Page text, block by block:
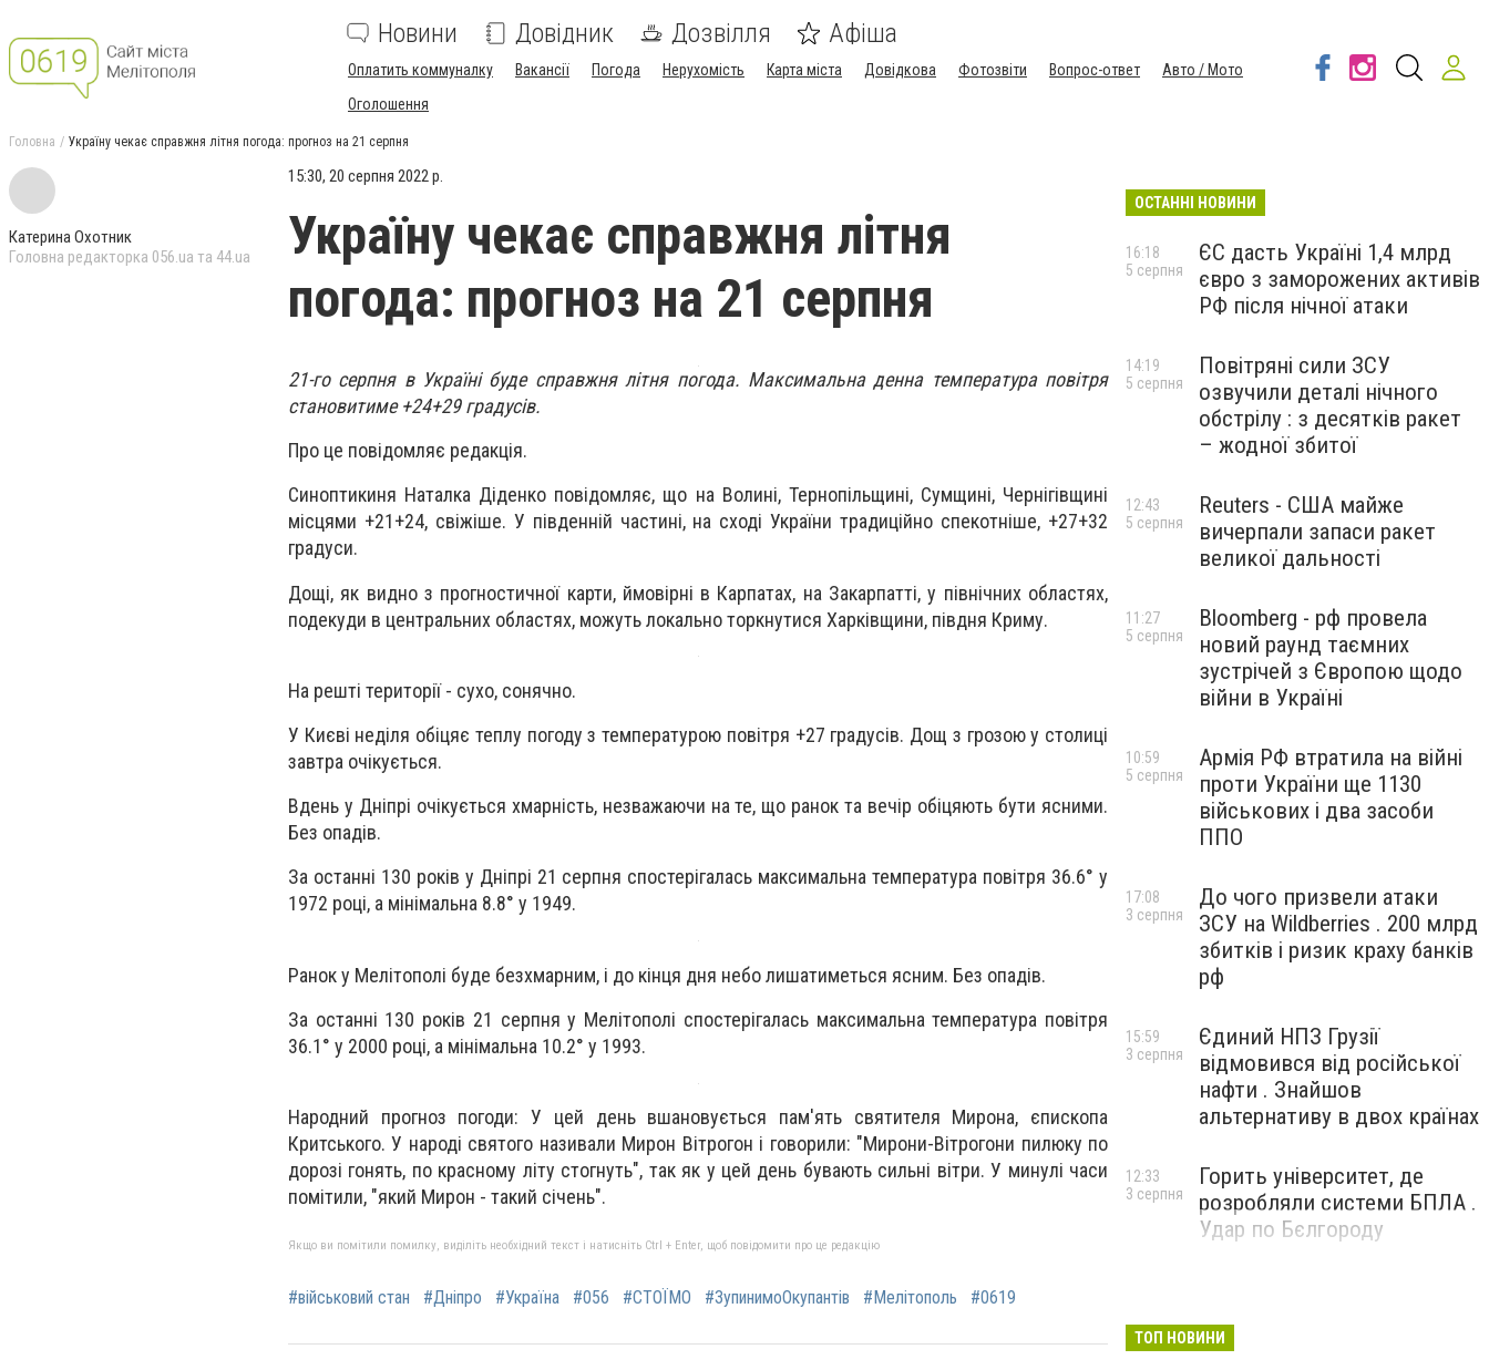
Новини Довідник Дозвілля Афіша
Оплатить коммуналку Вакансії Погода Нерухомість Карта міста Довідкова Фотозвіти Вопрос-ответ
Авто / Мото
Оголошення
Головна Україну чекає справжня літня погода: прогноз на 21 серпня
Катерина Охотник
Головна редакторка 056.ua та 44.ua
15:30, 20 серпня 2022 р.
Україну чекає справжня літня
погода: прогноз на 21 серпня
21-го серпня в Україні буде справжня літня погода. Максимальна денна температура повітря
становитиме +24+29 градусів.
Про це повідомляє редакція.
Синоптикиня Наталка Діденко повідомляє, що на Волині, Тернопільщині, Сумщині, Чернігівщині
місцями +21+24, свіжіше. У південній частині, на сході України традиційно спекотніше, +27+32
градуси.
Дощі, як видно з прогностичної карти, ймовірні в Карпатах, на Закарпатті, у північних областях,
подекуди в центральних областях, можуть локально торкнутися Харківщини, півдня Криму.
На решті території - сухо, сонячно.
У Києві неділя обіцяє теплу погоду з температурою повітря +27 градусів. Дощ з грозою у столиці
завтра очікується.
Вдень у Дніпрі очікується хмарність, незважаючи на те, що ранок та вечір обіцяють бути ясними.
Без опадів.
За останні 130 років у Дніпрі 21 серпня спостерігалась максимальна температура повітря 36.6° у
1972 році, а мінімальна 8.8° у 1949.
Ранок у Мелітополі буде безхмарним, і до кінця дня небо лишатиметься ясним. Без опадів.
За останні 130 років 21 серпня у Мелітополі спостерігалась максимальна температура повітря
36.1° у 2000 році, а мінімальна 10.2° у 1993.
Народний прогноз погоди: У цей день вшановується пам'ять святителя Мирона, єпископа
Критського. У народі святого називали Мирон Вітрогон і говорили: "Мирони-Вітрогони пилюку по
дорозі гонять, по красному літу стогнуть", так як у цей день бувають сильні вітри. У минулі часи
помітили, "який Мирон - такий січень".
Якщо ви помітили помилку, виділіть необхідний текст і натисніть Ctrl + Enter, щоб повідомити про це редакцію
#військовий стан #Дніпро #Україна #056 #СТОЇМО #ЗупинимоОкупантів #Мелітополь #0619
ОСТАННІ НОВИНИ
ЄС дасть Україні 1,4 млрд
євро з заморожених активів
РФ після нічної атаки
16:18
5 серпня
Повітряні сили ЗСУ
озвучили деталі нічного
обстрілу : з десятків ракет
– жодної збитої
14:19
5 серпня
Reuters - США майже
вичерпали запаси ракет
великої дальності
12:43
5 серпня
Bloomberg - рф провела
новий раунд таємних
зустрічей з Європою щодо
війни в Україні
11:27
5 серпня
Армія РФ втратила на війні
проти України ще 1130
військових і два засоби
ППО
10:59
5 серпня
До чого призвели атаки
ЗСУ на Wildberries . 200 млрд
збитків і ризик краху банків
рф
17:08
3 серпня
Єдиний НПЗ Грузії
відмовився від російської
нафти . Знайшов
альтернативу в двох країнах
15:59
3 серпня
Горить університет, де
розробляли системи БПЛА .
Удар по Бєлгороду
12:33
3 серпня
ТОП НОВИНИ